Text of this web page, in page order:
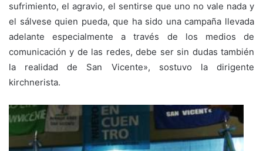
sufrimiento, el agravio, el sentirse que uno no vale nada y
el sálvese quien pueda, que ha sido una campaña llevada
adelante especialmente a través de los medios de
comunicación y de las redes, debe ser sin dudas también
la realidad de San Vicente», sostuvo la dirigente
kirchnerista.